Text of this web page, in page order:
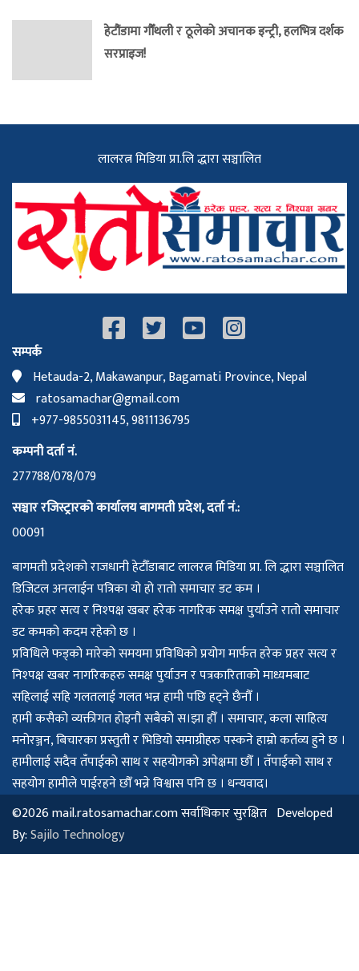
हेटौंडामा गौँथली र ठूलेको अचानक इन्ट्री, हलभित्र दर्शक
सरप्राइज!
लालरत्न मिडिया प्रा.लि द्धारा सञ्चालित
सम्पर्क
Hetauda-2, Makawanpur, Bagamati Province, Nepal
ratosamachar@gmail.com
+977-9855031145, 9811136795
कम्पनी दर्ता नं.
277788/078/079
सञ्चार रजिस्ट्रारको कार्यालय बागमती प्रदेश, दर्ता नं.:
00091
बागमती प्रदेशको राजधानी हेटौँडाबाट लालरत्न मिडिया प्रा. लि द्धारा सञ्चालित
डिजिटल अनलाईन पत्रिका यो हो रातो समाचार डट कम ।
हरेक प्रहर सत्य र निश्पक्ष खबर हरेक नागरिक समक्ष पुर्याउने रातो समाचार
डट कमको कदम रहेको छ ।
प्रविधिले फड्को मारेको समयमा प्रविधिको प्रयोग मार्फत हरेक प्रहर सत्य र
निश्पक्ष खबर नागरिकहरु समक्ष पुर्याउन र पत्रकारिताको माध्यमबाट
सहिलाई सहि गलतलाई गलत भन्न हामी पछि हट्ने छैनौँ ।
हामी कसैको व्यक्तीगत होइनौ सबैको स।झा हौँ । समाचार, कला साहित्य
मनोरञ्जन, बिचारका प्रस्तुती र भिडियो समाग्रीहरु पस्कने हाम्रो कर्तव्य हुने छ ।
हामीलाई सदैव तँपाईको साथ र सहयोगको अपेक्षमा छौँ । तँपाईको साथ र
सहयोग हामीले पाईरहने छौँ भन्ने विश्वास पनि छ । धन्यवाद।
©2026 mail.ratosamachar.com सर्वाधिकार सुरक्षित Developed
By:Sajilo Technology